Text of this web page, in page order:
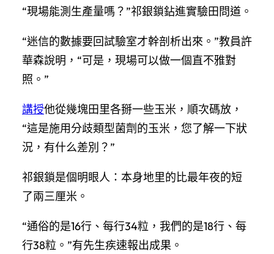
“現場能測生產量嗎？”祁銀鎖鉆進實驗田問道。
“迷信的數據要回試驗室才幹剖析出來。”教員許
華森說明，“可是，現場可以做一個直不雅對
照。”
講授他從幾塊田里各掰一些玉米，順次碼放，
“這是施用分歧類型菌劑的玉米，您了解一下狀
況，有什么差別？”
祁銀鎖是個明眼人：本身地里的比最年夜的短
了兩三厘米。
“通俗的是16行、每行34粒，我們的是18行、每
行38粒。”有先生疾速報出成果。